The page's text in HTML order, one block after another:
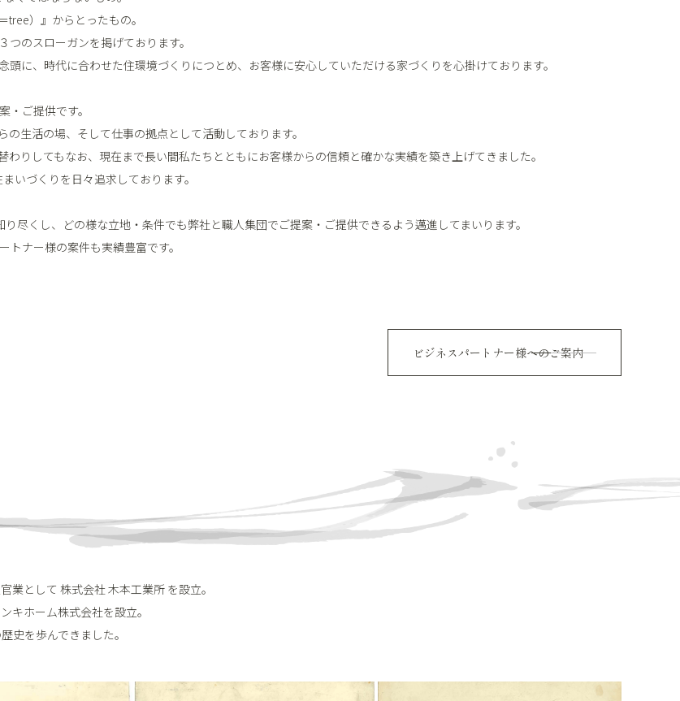
）』からとったもの。
つのスローガンを掲げております。
に、時代に合わせた住環境づくりにつとめ、お客様に安心していただける家づくりを心掛けております。
ご提供です。
生活の場、そして仕事の拠点として活動しております。
りしてもなお、現在まで長い間私たちとともにお客様からの信頼と確かな実績を築き上げてきました。
いづくりを日々追求しております。
尽くし、どの様な立地・条件でも弊社と職人集団でご提案・ご提供できるよう邁進してまいります。
ナー様の案件も実績豊富です。
ビジネスパートナー様へのご案内
業として 株式会社 木本工業所 を設立。
キホーム株式会社を設立。
史を歩んできました。